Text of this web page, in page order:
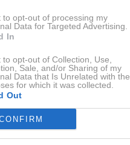
to opt-out of processing my
Data for Targeted Advertising.
In
to opt-out of Collection, Use,
Sale, and/or Sharing of my
Data that Is Unrelated with the
for which it was collected.
Out